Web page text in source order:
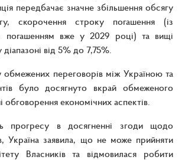
передбачає значне збільшення обсягу
скорочення строку погашення (із
погашенням вже у 2029 році) та вищі
від 5% до 7,75%.
обмежених переговорів між Україною та
було досягнуто вкрай обмеженого
обговорення економічних аспектів.
прогресу в досягненні згоди щодо
Україна заявила, що не може прийняти
Власників та відмовилася робити